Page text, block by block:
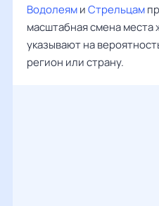
ВодолеямиСтрельцам
масштабная смена места
указывают на
регион или страну.